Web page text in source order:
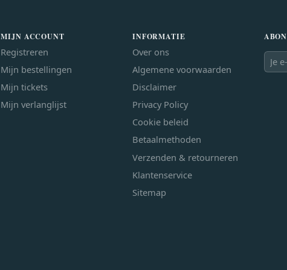
MIJN ACCOUNT
Registreren
Mijn bestellingen
Mijn tickets
Mijn verlanglijst
INFORMATIE
Over ons
Algemene voorwaarden
Disclaimer
Privacy Policy
Cookie beleid
Betaalmethoden
Verzenden & retourneren
Klantenservice
Sitemap